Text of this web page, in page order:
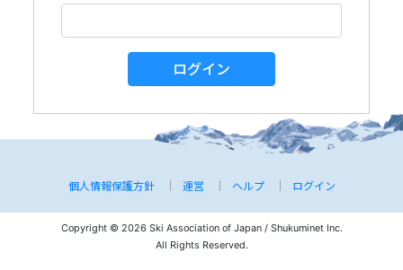
ログイン
個人情報保護方針 運営 ヘルプ ログイン
Copyright © 2026 Ski Association of Japan / Shukuminet Inc.
All Rights Reserved.